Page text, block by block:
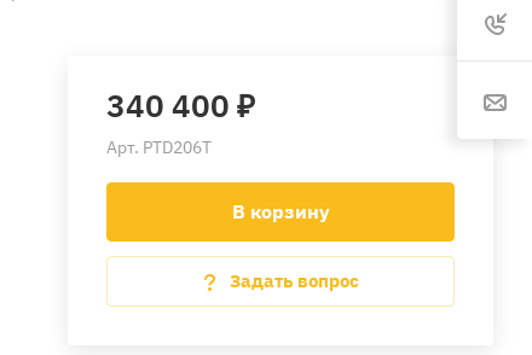
340 400 ₽
Арт. PTD206T
В корзину
Задать вопрос